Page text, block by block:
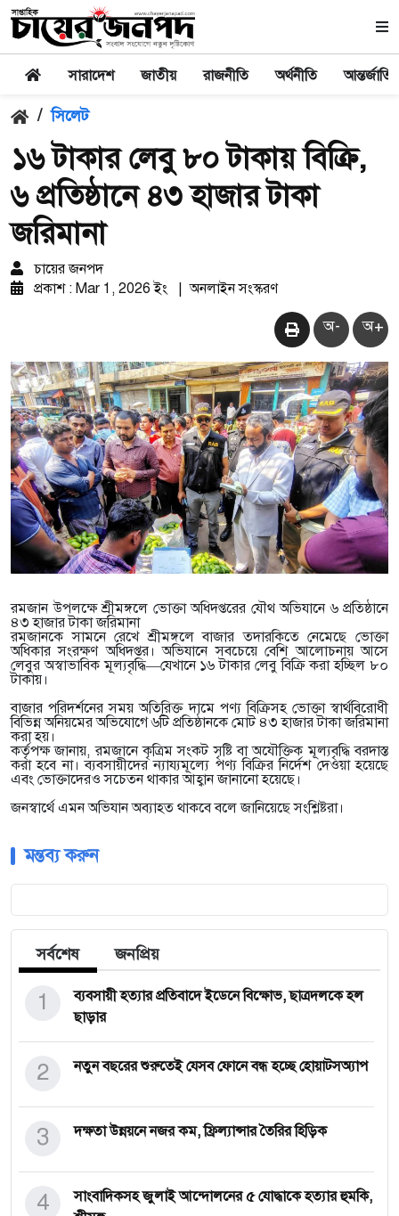
সারাদেশ জাতীয় রাজনীতি অর্থনীতি
/ সিলেট
১৬ টাকার লেবু ৮০ টাকায় বিক্রি,
৬ প্রতিষ্ঠানে ৪৩ হাজার টাকা
জরিমানা
চায়ের জনপদ
প্রকাশ : Mar 1, 2026 ইং
অনলাইন সংস্করণ
অ- অ+
রমজান উপলক্ষে শ্রীমঙ্গলে ভোক্তা অধিদপ্তরের যৌথ অভিযানে ৬ প্রতিষ্ঠানে
৪৩ হাজার টাকা জরিমানা
রমজানকে সামনে রেখে শ্রীমঙ্গলে বাজার তদারকিতে নেমেছে ভোক্তা
অধিকার সংরক্ষণ অধিদপ্তর। অভিযানে সবচেয়ে বেশি আলোচনায় আসে
লেবুর অস্বাভাবিক মূল্যবৃদ্ধি—যেখানে ১৬ টাকার লেবু বিক্রি করা হচ্ছিল ৮০
টাকায়।
বাজার পরিদর্শনের সময় অতিরিক্ত দামে পণ্য বিক্রিসহ ভোক্তা স্বার্থবিরোধী
বিভিন্ন অনিয়মের অভিযোগে ৬টি প্রতিষ্ঠানকে মোট ৪৩ হাজার টাকা জরিমানা
করা হয়।
কর্তৃপক্ষ জানায়, রমজানে কৃত্রিম সংকট সৃষ্টি বা অযৌক্তিক মূল্যবৃদ্ধি বরদাস্ত
করা হবে না। ব্যবসায়ীদের ন্যায্যমূল্যে পণ্য বিক্রির নির্দেশ দেওয়া হয়েছে
এবং ভোক্তাদেরও সচেতন থাকার আহ্বান জানানো হয়েছে।
জনস্বার্থে এমন অভিযান অব্যাহত থাকবে বলে জানিয়েছে সংশ্লিষ্টরা।
মন্তব্য করুন
সর্বশেষ জনপ্রিয়
ব্যবসায়ী হত্যার প্রতিবাদে ইডেনে বিক্ষোভ, ছাত্রদলকে হল
ছাড়ার
1
নতুন বছরের শুরুতেই যেসব ফোনে বন্ধ হচ্ছে হোয়াটসঅ্যাপ
2
দক্ষতা উন্নয়নে নজর কম, ফ্রিল্যান্সার তৈরির হিড়িক
3
সাংবাদিকসহ জুলাই আন্দোলনের ৫ যোদ্ধাকে হত্যার হুমকি,
4